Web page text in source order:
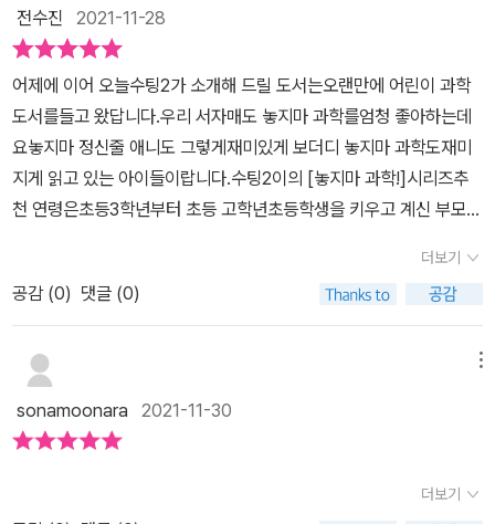
신이 동생도 나오구요 정신이 엄마가 나오는데, 정신이네의 최고 권
력자이고 TV만 보면 정신줄을 놓는대요 ㅋㅋㅋㅋ​놓지마 과학 책
은 초등교사이시면서 초등과학 영재교육원 강사께서 감수를 해 주신
책이에요 매 권마다 정신이 ***에 정신 놓다 시리즈라서 제목부터
내용까지 아주 재밌어요 놓지마 과학 애니메이션을 유튜브에서 시청
할 수도 있다고 하네요 ​캠핑장에서 깨끗한 물을 구하는 법!생존에 가
장 중요한 것 중 하나가 바로 물이죠!깨끗하지 않은 물을 깨끗하게 만
깔구요 고운 모래와 숯 가는 자갈 굵은 자갈 순으로 채워 줍니다.이것
이 바로 '간이 정수기'이렇게 캠핑에서 바로바로 활용할 수 있는 과학
지식까지! ​​결이가 집중해서 읽고 있습니다읽고 읽고또 읽고 있는 것
인데도 이렇게 집중해서 읽는답니다.​이번에는 캠핑에서 불을 피우는
법에 대한 이야기!마른 나뭇가지를 모은 뒤, 그 위에 검은 종이를 올려
놓고 페트병에 물을 넣은 뒤 페트병에 통과한 빛이 한 점에 모이도록
잘 기울여주면 불이 화르륵 타오른다는 사실! ​과학실험을 캐릭터들의
하는 것이 아니라 교육적인 내용도 놓치지 말아야 합니다 중간 중간
가하여 스릴 넘치는 캠핑장에서 일어난 이야기를 읽으며, 태풍이란
무엇인지, 자석 나침반을 만드는 방법, 간이 정수기를 만드는 방법, 날
씨를 미리 예측하는 방법 등을 배울 수 있었어요. 만화 속에 과학의 원
리가 재미있게 설명이 되어있고 뒤에서 좀더 자세히 설명해주니~~
완전 이해가 잘 되는 것 같아요. 새롭게 전체적인 레이아웃이 바뀌면
서 중간중간 과학 정보들이 좀 더 추가되어 더욱 알차게 구성되었더
라요. ‘정신이가 알려주는 과학 노트’, ‘정신이가 만난 과학자’, ‘정신이
의 과학 X-Files’ 코너와 함께 앞에서 배운 내용을 한번더 확인해보는
‘실력 뽐내기 퀴즈’도 있어서 쓱 보기만 해도 더욱 똑똑해질 것 같
나 서로 빨리 맞추기 놀이를 하며 게임을 즐기고 있답니다. 아이들이
좋아하는 캐릭터와 만화를 통해 과학에 더욱 가까워지는 <놓지마 과
학> 벌써부터 신간이 기다려집니다.이렇게 <놓지마 과학! 16> 서평
위즈덤하우스 출판사에 감사드립니다.​- 출판사로부터 도서 협찬을
전수진 2021-11-28
어제에 이어 오늘수팅2가 소개해 드릴 도서는오랜만에 어린이 과학
도서를들고 왔답니다.우리 서자매도 놓지마 과학를엄청 좋아하는데
요놓지마 정신줄 애니도 그렇게재미있게 보더디 놓지마 과학도재미
지게 읽고 있는 아이들이랍니다.수팅2이의 [놓지마 과학!]시리즈추
천 연령은초등3학년부터 초등 고학년초등학생을 키우고 계신 부모님
과학 상식과 지식을담을 수 있답니다.★ 저자소개글/신태훈그림/나
승훈감수/류진수2009~2019년 연재된 웹툰[놓지마 정신줄!] 조회
수 29억 뷰가넘는 초인기 웹툰으로 초등학생들의절대적인 지지와 사
랑을 받으며애니메이션까지 만들어 졌다.시즌2까지 방영되었으며,
시즌 1은투니버스에서 케이블 동시대 시청률 1위를기록하기도 했다.
으스스한 숲 캠핑장의검은 그림자!제목만 들어도 아이들의 흥미를유
발하겠더라고요.저희 아이들 책장에도 놓지마 과학은늘 여러권 구비
해 두고 있답니다.^^초등 과학 교과서와 연계되어 있어서더 재미있게
읽을 수 있어요.4학년 큰 아이도 놓지마 과학 16권을읽으면서 4. 캠
더보기
공감 (0) 댓글 (0)
sonamoonara 2021-11-30
더보기